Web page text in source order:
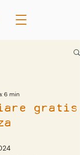
gratis
6 min